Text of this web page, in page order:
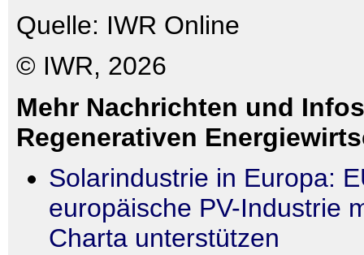
Quelle: IWR Online
© IWR, 2026
Mehr Nachrichten und
Regenerativen
Solarindustrie in Europa:
europäische PV-Industrie
Charta unterstützen